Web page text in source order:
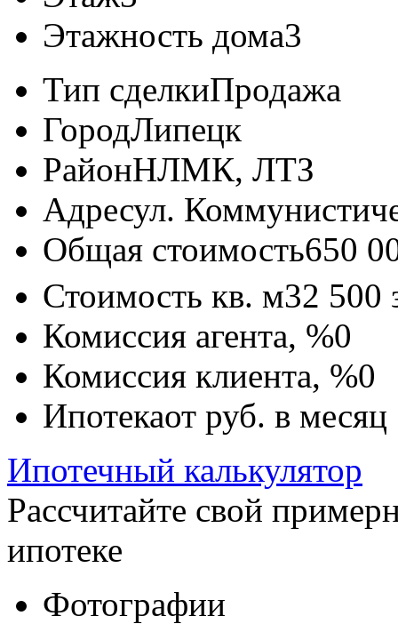
Этажность дома3
Тип сделкиПродажа
ГородЛипецк
РайонНЛМК, ЛТЗ
Адресул.
Общая стоимость650
Стоимость кв. м32 500
Комиссия агента, %0
Комиссия клиента, %0
Ипотекаот руб. в месяц
Ипотечный калькулятор
Рассчитайте свой
ипотеке
Фотографии